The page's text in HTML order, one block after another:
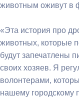
животным оживут в
«Эта история про
животных, которые
будут запечатлены
своих хозяев. Я
волонтерами,
нашему городскому